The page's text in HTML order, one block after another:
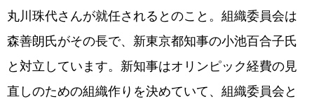
丸川珠代さんが就任されるとのこと。組織委員会は
森善朗氏がその長で、新東京都知事の小池百合子氏
と対立しています。新知事はオリンピック経費の見
直しのための組織作りを決めていて、組織委員会と